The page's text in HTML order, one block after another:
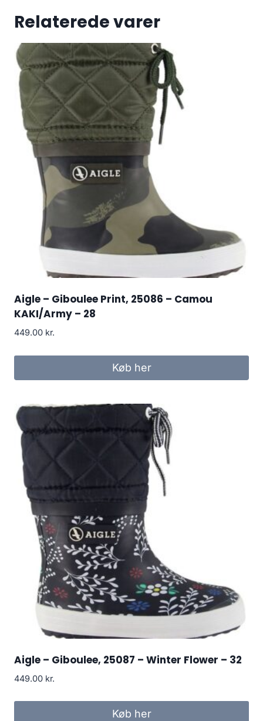
Relaterede varer
Aigle – Giboulee Print, 25086 – Camou
KAKI/Army – 28
449.00 kr.
Køb her
Aigle – Giboulee, 25087 – Winter Flower – 32
449.00 kr.
Køb her